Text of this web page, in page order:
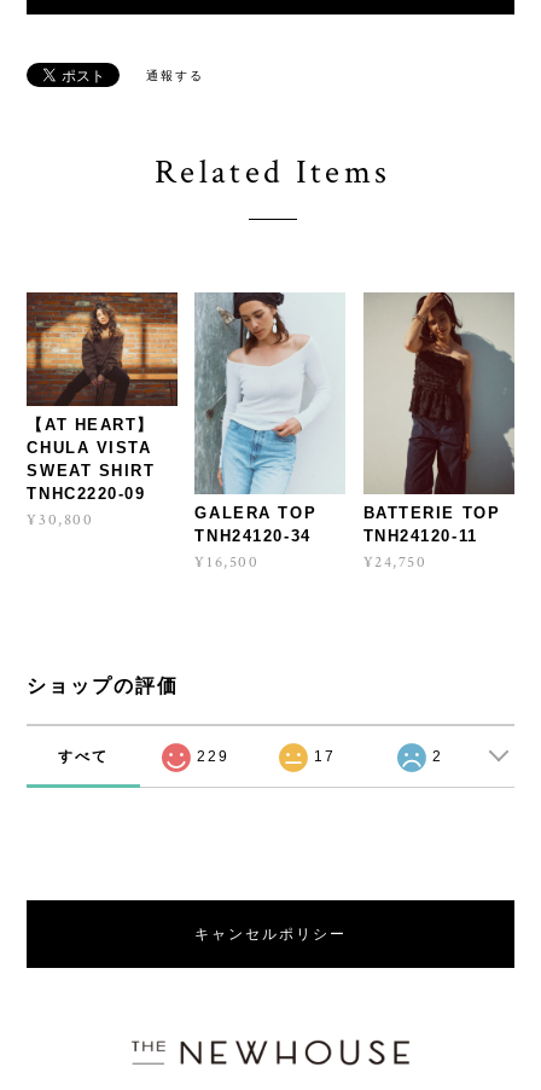
通報する
Related Items
【AT HEART】
CHULA VISTA
SWEAT SHIRT
TNHC2220-09
¥30,800
GALERA TOP
TNH24120-34
¥16,500
BATTERIE TOP
TNH24120-11
¥24,750
ショップの評価
すべて 229 17 2
キャンセルポリシー